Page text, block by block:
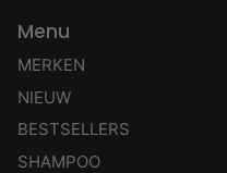
Menu
MERKEN
NIEUW
BESTSELLERS
SHAMPOO